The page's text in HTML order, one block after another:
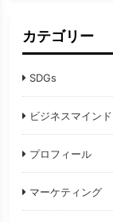
カテゴリー
SDGs
ビジネスマインド
プロフィール
マーケティング